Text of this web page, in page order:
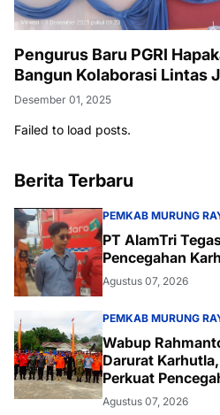
Pengurus Baru PGRI
Bangun Kolaborasi Lintas
Desember 01, 2025
Failed to load posts.
Berita Terbaru
PEMKAB MURUNG
PT AlamTri
Pencegahan
Agustus 07, 2026
PEMKAB MURUNG
Wabup
Darurat
Perkuat
Agustus 07, 2026